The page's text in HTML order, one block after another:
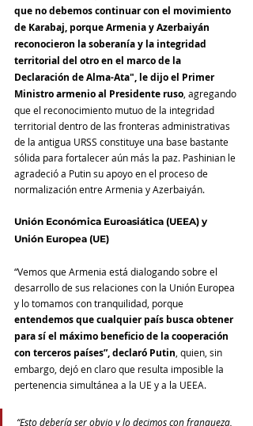
que no debemos continuar con el movimiento
de Karabaj, porque Armenia y Azerbaiyán
reconocieron la soberanía y la integridad
territorial del otro en el marco de la
Declaración de Alma-Ata", le dijo el Primer
Ministro armenio al Presidente ruso , agregando
que el reconocimiento mutuo de la integridad
territorial dentro de las fronteras administrativas
de la antigua URSS constituye una base bastante
sólida para fortalecer aún más la paz. Pashinian le
agradeció a Putin su apoyo en el proceso de
normalización entre Armenia y Azerbaiyán.
Unión Económica Euroasiática (UEEA) y
Unión Europea (UE)
“Vemos que Armenia está dialogando sobre el
desarrollo de sus relaciones con la Unión Europea
y lo tomamos con tranquilidad, porque
entendemos que cualquier país busca obtener
para sí el máximo beneficio de la cooperación
con terceros países”, declaró Putin , quien, sin
embargo, dejó en claro que resulta imposible la
pertenencia simultánea a la UE y a la UEEA.
“Esto debería ser obvio y lo decimos con franqueza,